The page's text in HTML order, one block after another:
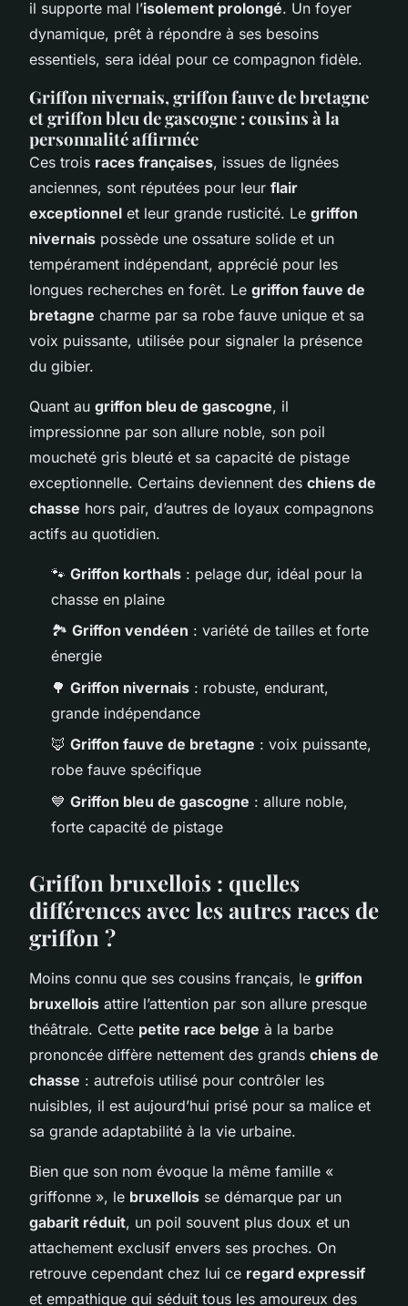
il supporte mal l’isolement prolongé. Un foyer
dynamique, prêt à répondre à ses besoins
essentiels, sera idéal pour ce compagnon fidèle.
Griffon nivernais, griffon fauve de bretagne
et griffon bleu de gascogne : cousins à la
personnalité affirmée
Ces trois races françaises, issues de lignées
anciennes, sont réputées pour leur flair
exceptionnel et leur grande rusticité. Le griffon
nivernais possède une ossature solide et un
tempérament indépendant, apprécié pour les
longues recherches en forêt. Le griffon fauve de
bretagne charme par sa robe fauve unique et sa
voix puissante, utilisée pour signaler la présence
du gibier.
Quant au griffon bleu de gascogne, il
impressionne par son allure noble, son poil
moucheté gris bleuté et sa capacité de pistage
exceptionnelle. Certains deviennent des chiens de
chasse hors pair, d’autres de loyaux compagnons
actifs au quotidien.
🐾 Griffon korthals : pelage dur, idéal pour la
chasse en plaine
🏞️ Griffon vendéen : variété de tailles et forte
énergie
🌳 Griffon nivernais : robuste, endurant,
grande indépendance
🦊 Griffon fauve de bretagne : voix puissante,
robe fauve spécifique
💙 Griffon bleu de gascogne : allure noble,
forte capacité de pistage
Griffon bruxellois : quelles
différences avec les autres races de
griffon ?
Moins connu que ses cousins français, le griffon
bruxellois attire l’attention par son allure presque
théâtrale. Cette petite race belge à la barbe
prononcée diffère nettement des grands chiens de
chasse : autrefois utilisé pour contrôler les
nuisibles, il est aujourd’hui prisé pour sa malice et
sa grande adaptabilité à la vie urbaine.
Bien que son nom évoque la même famille «
griffonne », le bruxellois se démarque par un
gabarit réduit, un poil souvent plus doux et un
attachement exclusif envers ses proches. On
retrouve cependant chez lui ce regard expressif
et empathique qui séduit tous les amoureux des